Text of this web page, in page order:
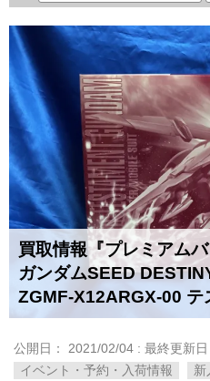
買取情報『プレミアム
ガンダムSEED
​ZGMF-X12ARGX-00 ​テ
公開日： 2021/02/04 : 最終更新
イベント・予約・入荷情報
新